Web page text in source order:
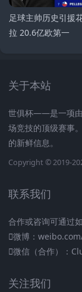
足球主帅历史引援
拉 20.6亿欧第一
关于本站
世俱杯——是一项由
场竞技的顶级赛事
的新鲜信息。
Copyright © 2019-
联系我们
合作或咨询可通过
微博：
微信（合作）：
关注我们